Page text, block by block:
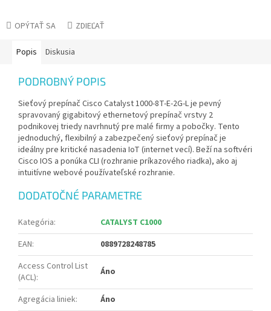
OPÝTAŤ SA ZDIEĽAŤ
Popis Diskusia
PODROBNÝ POPIS
Sieťový prepínač Cisco Catalyst 1000-8T-E-2G-L je pevný
spravovaný gigabitový ethernetový prepínač vrstvy 2
podnikovej triedy navrhnutý pre malé firmy a pobočky. Tento
jednoduchý, flexibilný a zabezpečený sieťový prepínač je
ideálny pre kritické nasadenia IoT (internet vecí). Beží na softvéri
Cisco IOS a ponúka CLI (rozhranie príkazového riadka), ako aj
intuitívne webové používateľské rozhranie.
DODATOČNÉ PARAMETRE
Kategória:
CATALYST C1000
EAN:
0889728248785
Access Control List
(ACL): Áno
Agregácia liniek: Áno